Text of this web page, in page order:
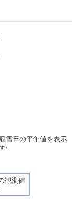
雪日の平年値を表示
）
観測値